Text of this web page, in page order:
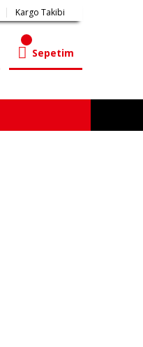
Kargo Takibi
Sepetim